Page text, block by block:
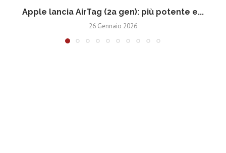
Apple lancia AirTag (2a gen): più potente e...
26 Gennaio 2026